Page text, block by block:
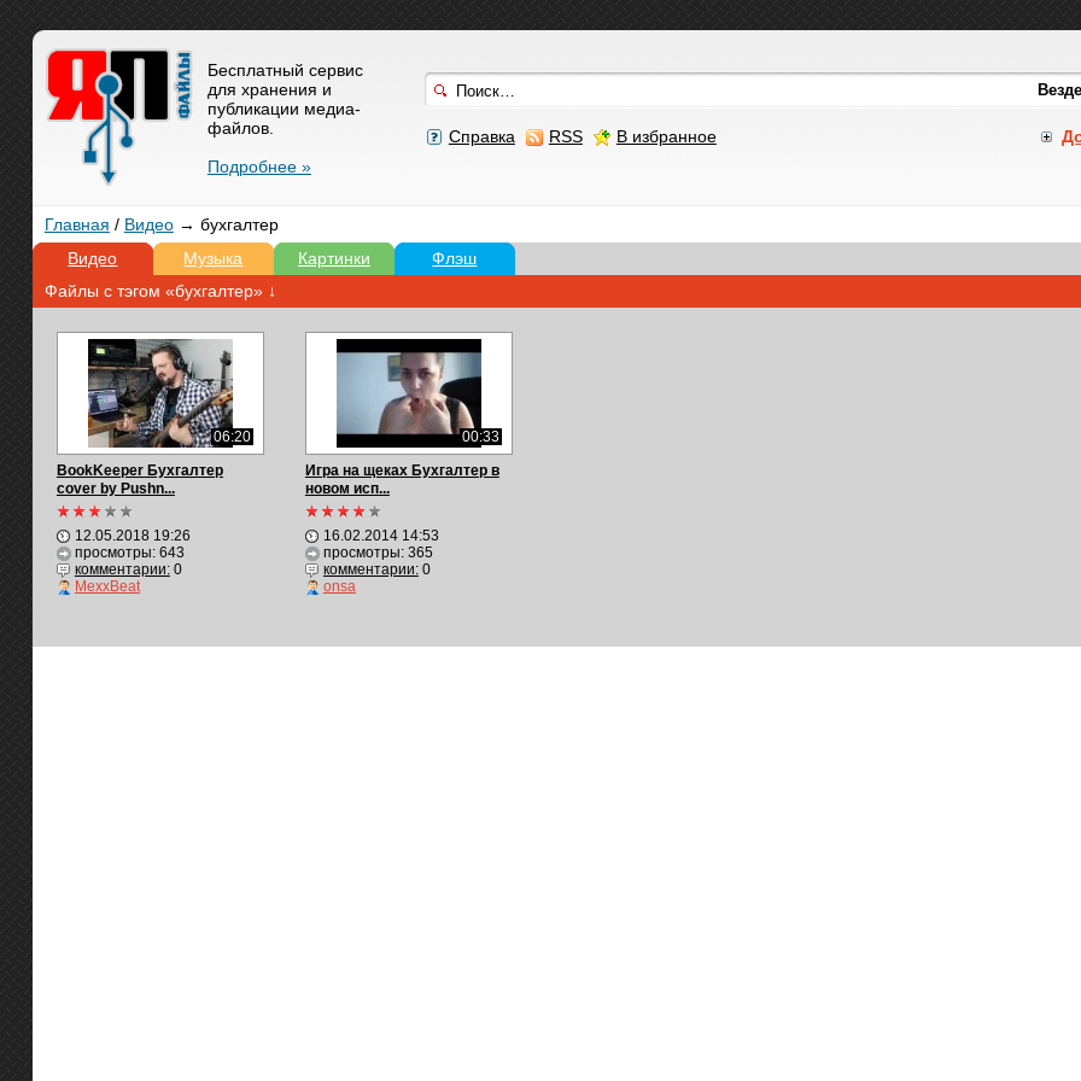
Справка RSS В избранное
Бесплатный сервис
для хранения и
публикации медиа-
файлов.
Подробнее »
Главная / Видео→ бухгалтер
Видео
Музыка Картинки Флэш
Файлы с тэгом «бухгалтер» ↓
06:20
BookKeeper Бухгалтер
cover by Pushn...
12.05.2018 19:26
просмотры: 643
комментарии:0
MexxBeat
00:33
Игра на щеках Бухгалтер в
новом исп...
16.02.2014 14:53
просмотры: 365
комментарии:0
onsa